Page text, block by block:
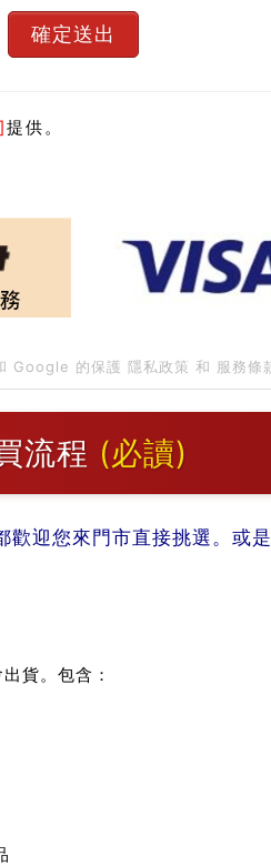
提供。
Google 的保護 隱私政策 和 服務條
流程 (必讀)
迎您來門市直接挑選。或
貨。包含：